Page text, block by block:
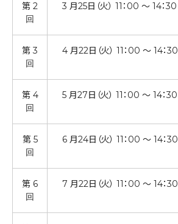
第 2
回
3 月25日（火） 11：00 ～ 14：30
第 3
回
4 月22日（火） 11：00 ～ 14：30
第 4
回
5 月27日（火） 11：00 ～ 14：30
第 5
回
6 月24日（火） 11：00 ～ 14：30
第 6
回
7 月22日（火） 11：00 ～ 14：30